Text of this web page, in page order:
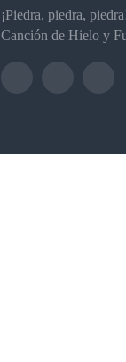
¡Piedra, piedra,
Canción de Hielo y